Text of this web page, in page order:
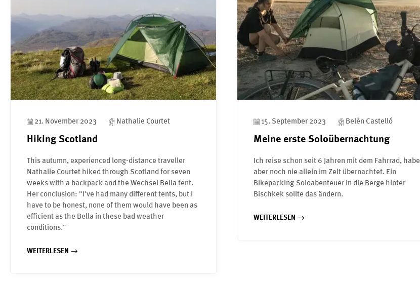
21. November 2023 Nathalie Courtet
Hiking Scotland
This autumn, experienced long-distance traveller
Nathalie Courtet hiked through Scotland for seven
weeks with a backpack and the Wechsel Bella tent.
Her conclusion: "I've had many different tents, but I
have to be honest, none of them would have been as
efficient as the Bella in these bad weather
conditions."
WEITERLESEN
15. September 2023 Belén Castelló
Meine erste Soloübernachtung
Ich reise schon seit 6 Jahren mit dem Fahrrad, habe
aber noch nie allein im Zelt übernachtet. Ein
Bikepacking-Soloabenteuer in die Berge hinter
Bischkek sollte das ändern.
WEITERLESEN